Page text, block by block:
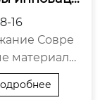
шаровой
экологии?
16
Совре
материалы
Сниж
и эконо